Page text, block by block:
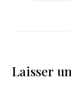
Laisser